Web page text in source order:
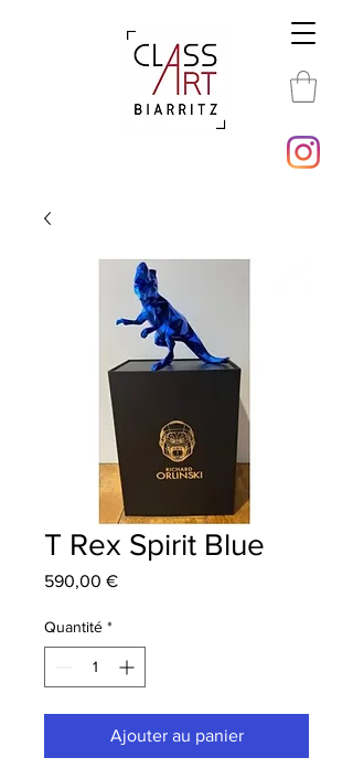
T Rex Spirit Blue
590,00 €Prix
Quantité *
Ajouter au panier